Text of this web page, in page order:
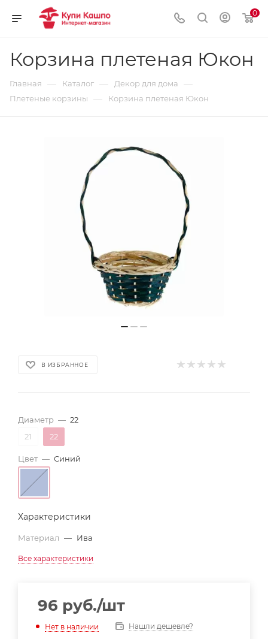
0
Корзина плетеная Юкон
Главная — Каталог — Декор для дома —
Плетеные корзины — Корзина плетеная Юкон
В ИЗБРАННОЕ
Диаметр — 22
21
22
Цвет — Синий
Характеристики
Материал — Ива
Все характеристики
96 руб./шт
Нет в наличии Нашли дешевле?